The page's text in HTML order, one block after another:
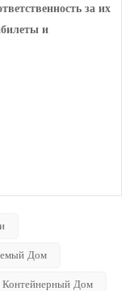
за их
и
Дом
Дом